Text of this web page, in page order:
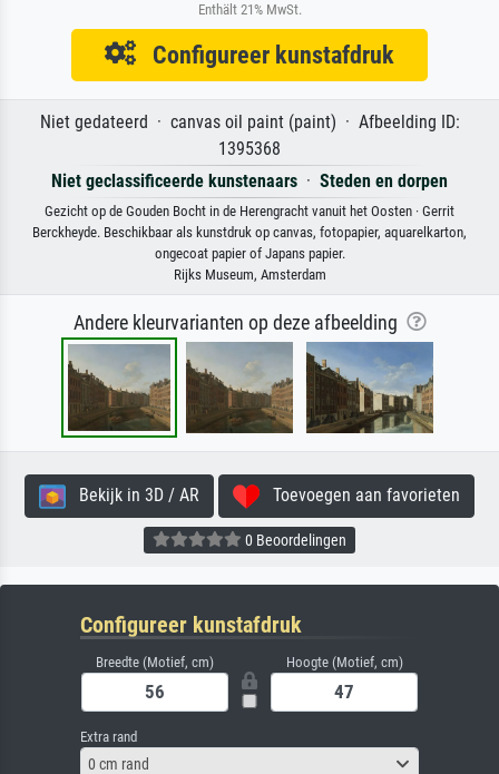
Enthält 21% MwSt.
Configureer kunstafdruk
Niet gedateerd · canvas oil paint (paint) · Afbeelding ID:
1395368
Niet geclassificeerde kunstenaars · Steden en dorpen
Gezicht op de Gouden Bocht in de Herengracht vanuit het Oosten · Gerrit
Berckheyde. Beschikbaar als kunstdruk op canvas, fotopapier, aquarelkarton,
ongecoat papier of Japans papier.
Rijks Museum, Amsterdam
Andere kleurvarianten op deze afbeelding
Bekijk in 3D / AR Toevoegen aan favorieten
0 Beoordelingen
Configureer kunstafdruk
Breedte (Motief, cm) Hoogte (Motief, cm)
Extra rand
0 cm rand